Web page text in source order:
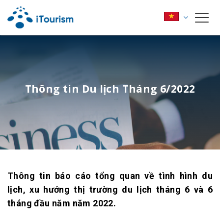
Thông tin Du lịch Tháng 6/2022
Thông tin báo cáo tổng quan về tình hình du
lịch, xu hướng thị trường du lịch tháng 6 và 6
tháng đầu năm năm 2022.